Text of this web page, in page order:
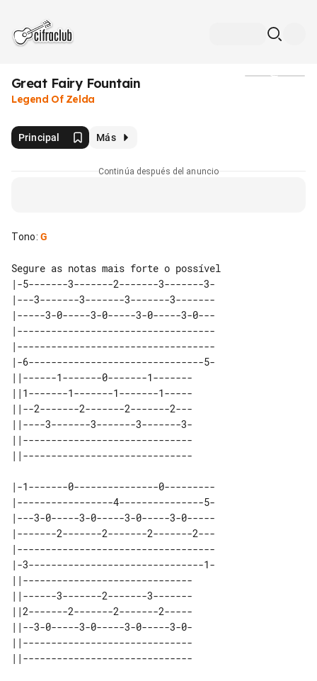
Great Fairy Fountain
Legend Of Zelda
Principal Más
Continúa después del anuncio
Tono: G
Segure as notas mais forte o possível
|-5-------3-------2-------3-------3-
|---3-------3-------3-------3-------
|-----3-0-----3-0-----3-0-----3-0---
|-----------------------------------
|-----------------------------------
|-6-------------------------------5-
||------1-------0-------1-------
||1-------1-------1-------1-----
||--2-------2-------2-------2---
||----3-------3-------3-------3-
||------------------------------
|-1-------0---------------0---------
|-----------------4---------------5-
|---3-0-----3-0-----3-0-----3-0-----
|-------2-------2-------2-------2---
|-----------------------------------
|-3-------------------------------1-
||------------------------------
||------3-------2-------3-------
||2-------2-------2-------2-----
||--3-0-----3-0-----3-0-----3-0-
||------------------------------